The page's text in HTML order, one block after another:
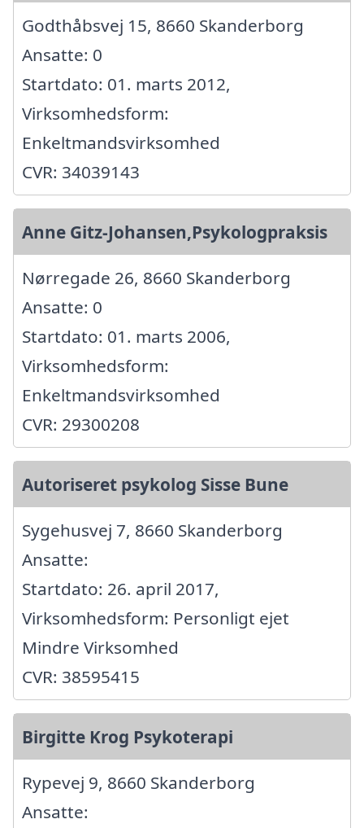
Godthåbsvej 15, 8660 Skanderborg
Ansatte: 0
Startdato: 01. marts 2012,
Virksomhedsform:
Enkeltmandsvirksomhed
CVR: 34039143
Anne Gitz-Johansen,Psykologpraksis
Nørregade 26, 8660 Skanderborg
Ansatte: 0
Startdato: 01. marts 2006,
Virksomhedsform:
Enkeltmandsvirksomhed
CVR: 29300208
Autoriseret psykolog Sisse Bune
Sygehusvej 7, 8660 Skanderborg
Ansatte:
Startdato: 26. april 2017,
Virksomhedsform: Personligt ejet
Mindre Virksomhed
CVR: 38595415
Birgitte Krog Psykoterapi
Rypevej 9, 8660 Skanderborg
Ansatte: